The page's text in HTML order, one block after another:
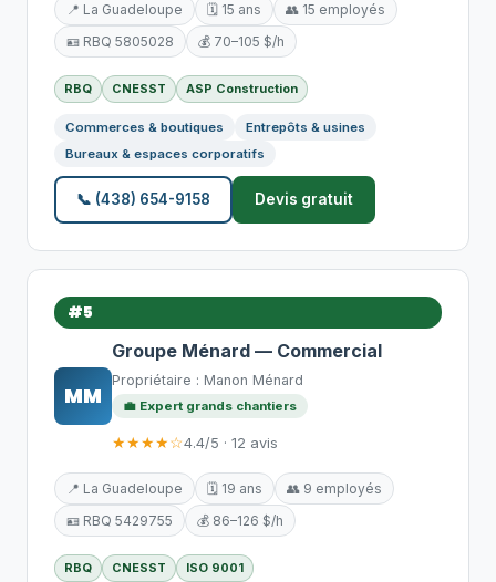
📍 La Guadeloupe 🗓️ 15 ans
👥 15 employés
🪪 RBQ 5805028
💰 70–105 $/h
RBQ CNESST ASP Construction
Commerces & boutiques
Entrepôts & usines
Bureaux & espaces corporatifs
📞 (438) 654-9158 Devis gratuit
#5
MM
Groupe Ménard — Commercial
Propriétaire : Manon Ménard
💼 Expert grands chantiers
★★★★☆4.4/5 · 12 avis
📍 La Guadeloupe 🗓️ 19 ans
👥 9 employés
🪪 RBQ 5429755
💰 86–126 $/h
RBQ CNESST ISO 9001